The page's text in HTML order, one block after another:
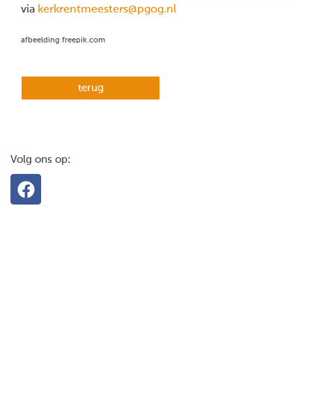
via kerkrentmeesters@pgog.nl
afbeelding freepik.com
terug
Volg ons op: